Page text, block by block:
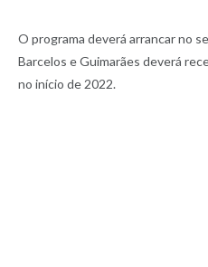
O programa deverá arrancar no
Barcelos e Guimarães deverá
no início de 2022.